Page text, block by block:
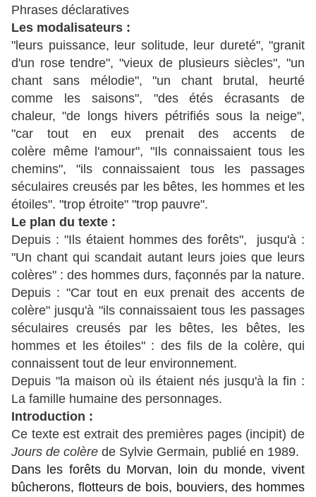
Phrases déclaratives
Les modalisateurs :
"leurs puissance, leur solitude, leur dureté", "granit
d'un rose tendre", "vieux de plusieurs siècles", "un
chant sans mélodie", "un chant brutal, heurté
comme les saisons", "des étés écrasants de
chaleur, "de longs hivers pétrifiés sous la neige",
"car tout en eux prenait des accents de
colère même l'amour", "Ils connaissaient tous les
chemins", "ils connaissaient tous les passages
séculaires creusés par les bêtes, les hommes et les
étoiles". "trop étroite" "trop pauvre".
Le plan du texte :
Depuis : "Ils étaient hommes des forêts", jusqu'à :
"Un chant qui scandait autant leurs joies que leurs
colères" : des hommes durs, façonnés par la nature.
Depuis : "Car tout en eux prenait des accents de
colère" jusqu'à "ils connaissaient tous les passages
séculaires creusés par les bêtes, les bêtes, les
hommes et les étoiles" : des fils de la colère, qui
connaissent tout de leur environnement.
Depuis "la maison où ils étaient nés jusqu'à la fin :
La famille humaine des personnages.
Introduction :
Ce texte est extrait des premières pages (incipit) de
Jours de colère de Sylvie Germain, publié en 1989.
Dans les forêts du Morvan, loin du monde, vivent
bûcherons, flotteurs de bois, bouviers, des hommes